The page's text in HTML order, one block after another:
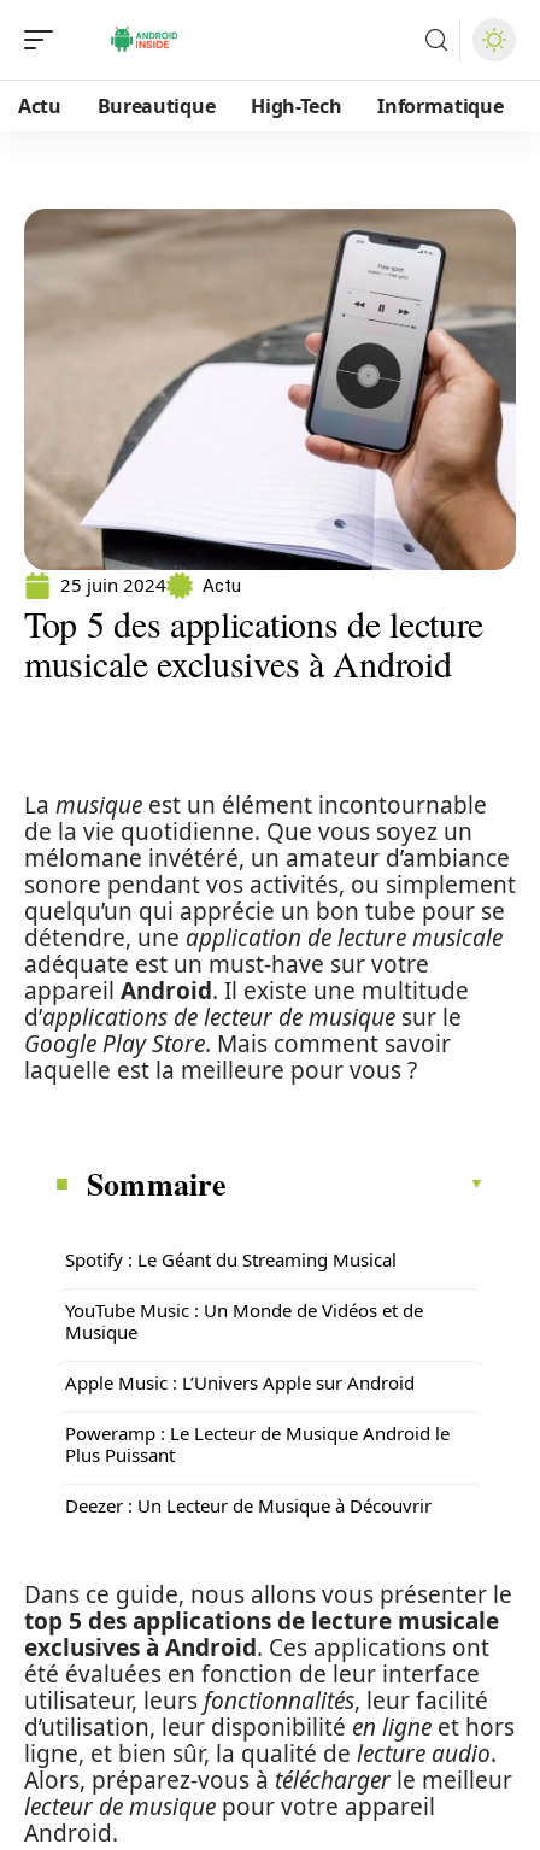
Actu Bureautique High-Tech Informatique
25 juin 2024 Actu
Top 5 des applications de lecture
musicale exclusives à Android
La musique est un élément incontournable
de la vie quotidienne. Que vous soyez un
mélomane invétéré, un amateur d’ambiance
sonore pendant vos activités, ou simplement
quelqu’un qui apprécie un bon tube pour se
détendre, une application de lecture musicale
adéquate est un must-have sur votre
appareil Android. Il existe une multitude
d’applications de lecteur de musique sur le
Google Play Store. Mais comment savoir
laquelle est la meilleure pour vous ?
Sommaire
Spotify : Le Géant du Streaming Musical
YouTube Music : Un Monde de Vidéos et de
Musique
Apple Music : L’Univers Apple sur Android
Poweramp : Le Lecteur de Musique Android le
Plus Puissant
Deezer : Un Lecteur de Musique à Découvrir
Dans ce guide, nous allons vous présenter le
top 5 des applications de lecture musicale
exclusives à Android. Ces applications ont
été évaluées en fonction de leur interface
utilisateur, leurs fonctionnalités, leur facilité
d’utilisation, leur disponibilité en ligne et hors
ligne, et bien sûr, la qualité de lecture audio.
Alors, préparez-vous à télécharger le meilleur
lecteur de musique pour votre appareil
Android.